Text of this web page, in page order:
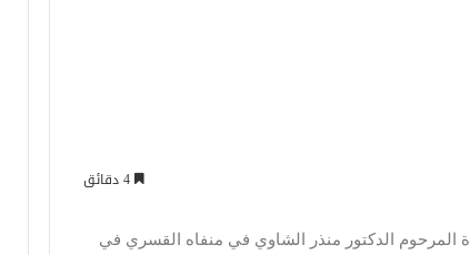
المرحوم الدكتور منذر الشاوي في منفاه القسري في